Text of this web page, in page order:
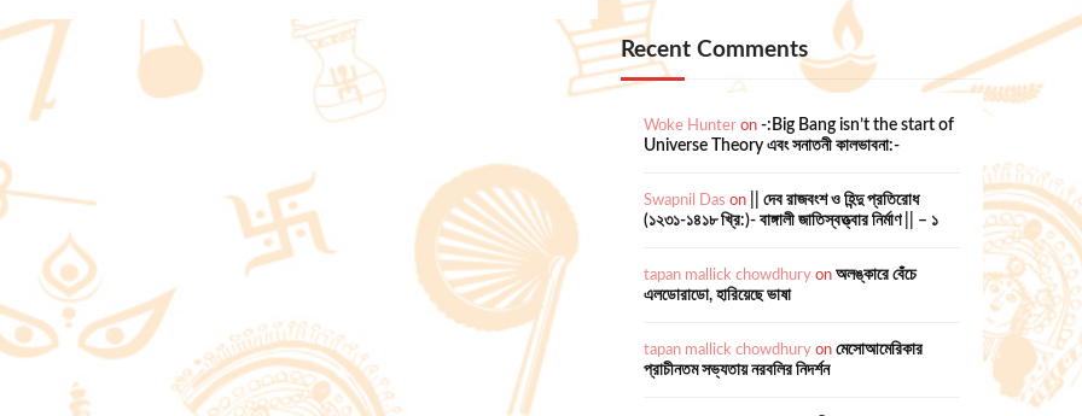
Recent Comments
Woke Hunteron -:Big Bang isn’t the start of
Universe Theory এবং সনাতনী কালভাবনা:-
Swapnil Das on
|| দেব রাজবংশ ও হিন্দু প্রতিরোধ
(১২৩১-১৪১৮ খ্রি:)- বাঙ্গালী জাতিস্বত্ত্বার নির্মাণ || – ১
tapan mallick chowdhuryon অলঙ্কারে বেঁচে
এলডোরাডো, হারিয়েছে ভাষা
tapan mallick chowdhuryon মেসোআমেরিকার
প্রাচীনতম সভ্যতায় নরবলির নিদর্শন